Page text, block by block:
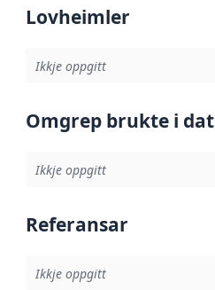
Lovheimler
Ikkje oppgitt
Omgrep brukte i
Ikkje oppgitt
Referansar
Ikkje oppgitt